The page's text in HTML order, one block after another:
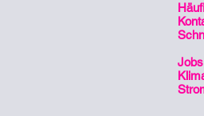
Jobs